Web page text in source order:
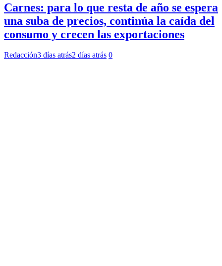
Carnes: para lo que resta de año se espera
una suba de precios, continúa la caída del
consumo y crecen las exportaciones
Redacción3 días atrás2 días atrás 0